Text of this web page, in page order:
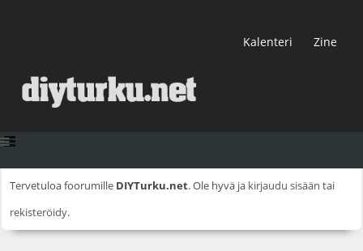
Kalenteri Zine
Tervetuloa foorumille DIYTurku.net. Ole hyvä ja kirjaudu sisään tai
rekisteröidy.